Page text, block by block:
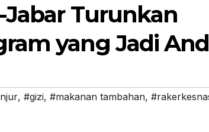
Jabar Turunkan
yang Jadi
, #gizi, #makanan tambahan,